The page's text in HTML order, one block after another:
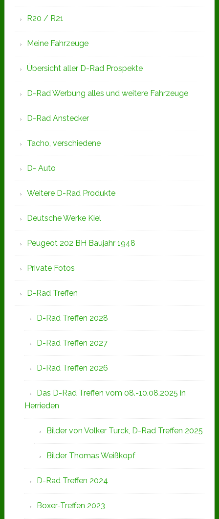
R20 / R21
Meine Fahrzeuge
Übersicht aller D-Rad Prospekte
D-Rad Werbung alles und weitere Fahrzeuge
D-Rad Anstecker
Tacho, verschiedene
D- Auto
Weitere D-Rad Produkte
Deutsche Werke Kiel
Peugeot 202 BH Baujahr 1948
Private Fotos
D-Rad Treffen
D-Rad Treffen 2028
D-Rad Treffen 2027
D-Rad Treffen 2026
Das D-Rad Treffen vom 08.-10.08.2025 in
Herrieden
Bilder von Volker Turck, D-Rad Treffen 2025
Bilder Thomas Weißkopf
D-Rad Treffen 2024
Boxer-Treffen 2023